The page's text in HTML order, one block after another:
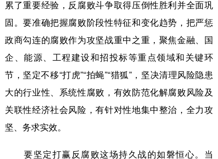
累了重要经验，反腐败斗争取得压倒性胜利并全面巩
固。要准确把握腐败阶段性特征和变化趋势，把严惩
政商勾连的腐败作为攻坚战重中之重，聚焦金融、国
企、能源、工程建设和招投标等重点领域和关键环
节，坚定不移“打虎”“拍蝇”“猎狐”，坚决清理风险隐患
大的行业性、系统性腐败，有效防范化解腐败风险及
关联性经济社会风险，有针对性地集中整治，全力攻
坚、务求实效。
要坚定打赢反腐败这场持久战的如磐恒心。当